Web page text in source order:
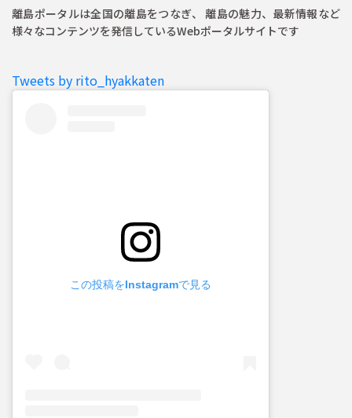
離島ポータルは全国の離島をつなぎ、 離島の魅力、最新情報など
様々なコンテンツを発信しているWebポータルサイトです
Tweets by rito_hyakkaten
この投稿をInstagramで見る